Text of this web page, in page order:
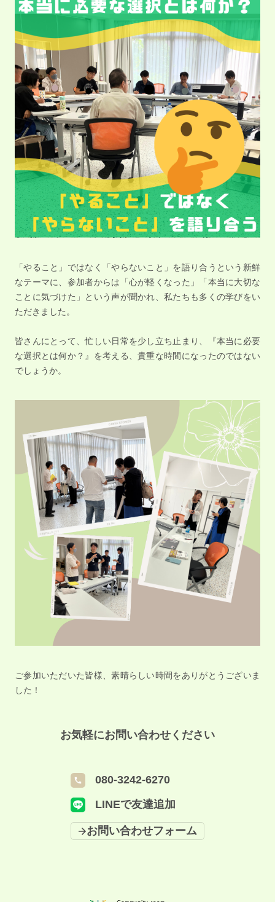
「やること」ではなく「やらないこと」を語り合うという新鮮
なテーマに、参加者からは「心が軽くなった」「本当に大切な
ことに気づけた」という声が聞かれ、私たちも多くの学びをい
ただきました。
皆さんにとって、忙しい日常を少し立ち止まり、『本当に必要
な選択とは何か？』を考える、貴重な時間になったのではない
でしょうか。
ご参加いただいた皆様、素晴らしい時間をありがとうございま
した！
お気軽にお問い合わせください
080-3242-6270
LINEで友達追加
お問い合わせフォーム